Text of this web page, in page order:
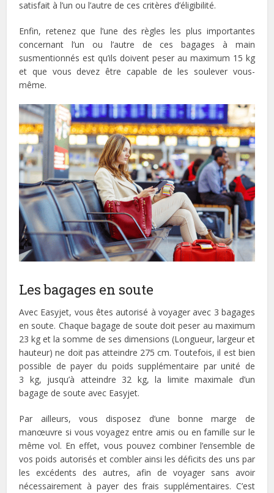
satisfait à l’un ou l’autre de ces critères d’éligibilité.
Enfin, retenez que l’une des règles les plus importantes
concernant l’un ou l’autre de ces bagages à main
susmentionnés est qu’ils doivent peser au maximum 15 kg
et que vous devez être capable de les soulever vous-
même.
Les bagages en soute
Avec Easyjet, vous êtes autorisé à voyager avec 3 bagages
en soute. Chaque bagage de soute doit peser au maximum
23 kg et la somme de ses dimensions (Longueur, largeur et
hauteur) ne doit pas atteindre 275 cm. Toutefois, il est bien
possible de payer du poids supplémentaire par unité de
3 kg, jusqu’à atteindre 32 kg, la limite maximale d’un
bagage de soute avec Easyjet.
Par ailleurs, vous disposez d’une bonne marge de
manœuvre si vous voyagez entre amis ou en famille sur le
même vol. En effet, vous pouvez combiner l’ensemble de
vos poids autorisés et combler ainsi les déficits des uns par
les excédents des autres, afin de voyager sans avoir
nécessairement à payer des frais supplémentaires. C’est